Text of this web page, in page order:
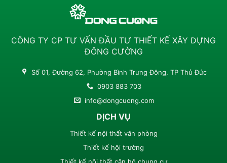
CÔNG TY CP TƯ VẤN ĐẦU TƯ THIẾT KẾ XÂY DỰNG
ĐÔNG CƯỜNG
Số 01, Đường 62, Phường Bình Trưng Đông, TP Thủ Đức
0903 883 703
info@dongcuong.com
DỊCH VỤ
Thiết kế nội thất văn phòng
Thiết kế hội trường